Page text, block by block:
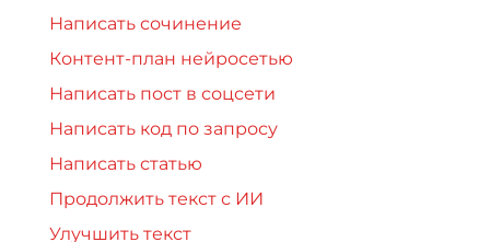
Написать сочинение
Контент-план нейросетью
Написать пост в соцсети
Написать код по запросу
Написать статью
Продолжить текст с ИИ
Улучшить текст